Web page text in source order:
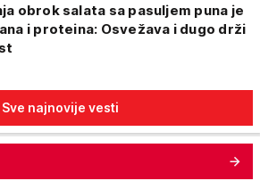
obrok salata sa pasuljem puna je
i proteina: Osvežava i dugo drži
Sve najnovije vesti